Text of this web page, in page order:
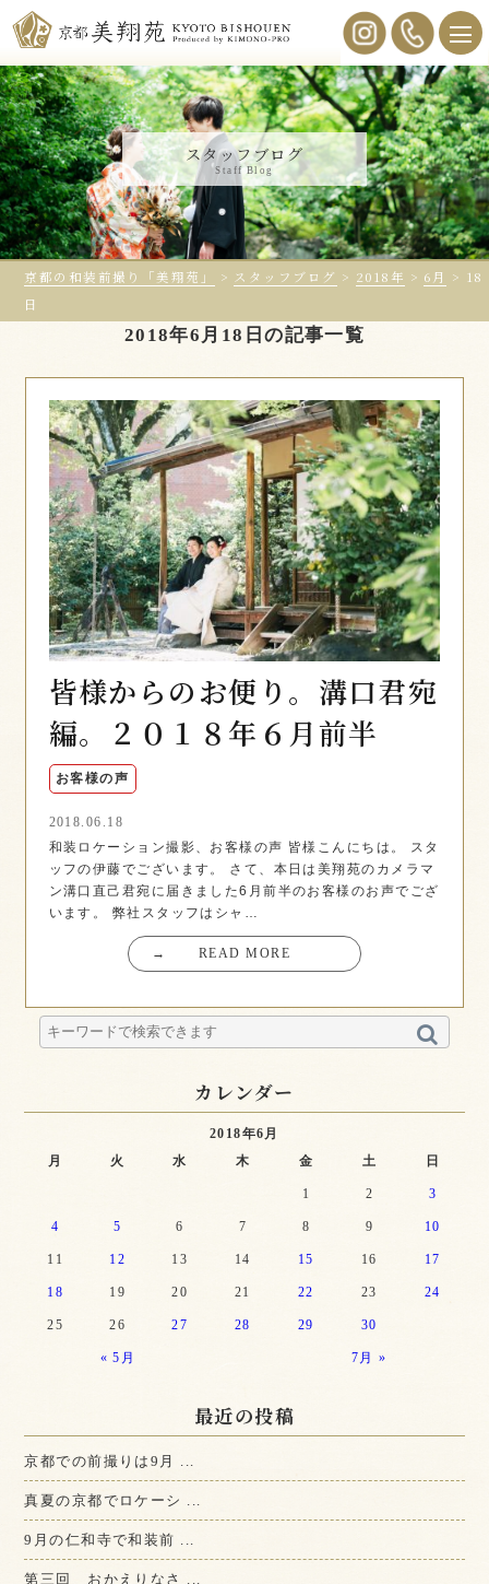
スタッフブログ
Staff Blog
京都の和装前撮り「美翔苑」 > スタッフブログ > 2018年 > 6月 > 18
日
2018年6月18日の記事一覧
皆様からのお便り。溝口君宛
編。２０１８年６月前半
お客様の声
2018.06.18
和装ロケーション撮影、お客様の声 皆様こんにちは。 スタ
ッフの伊藤でございます。 さて、本日は美翔苑のカメラマ
ン溝口直己君宛に届きました6月前半のお客様のお声でござ
います。 弊社スタッフはシャ…
→ READ MORE
カレンダー
2018年6月
月
火 水 木 金 土 日
« 5月 7月 »
1 2 3
4 5 6 7 8 9 10
11 12 13 14 15 16 17
18 19 20 21 22 23 24
25 26 27 28 29 30
最近の投稿
京都での前撮りは9月 ...
真夏の京都でロケーシ ...
9月の仁和寺で和装前 ...
第三回 おかえりなさ ...